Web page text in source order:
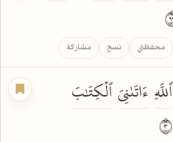
محفظتي نسخ مشاركة
ٱللَّهِ ءَاتَىٰنِيَٱلۡكِتَٰبَ